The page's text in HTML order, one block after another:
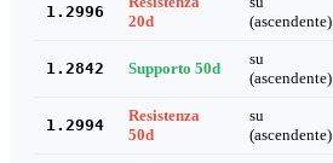
1.2996
20d
(ascendente)
1.2842 Supporto 50d
su
(ascendente)
1.2994
Resistenza
50d
su
(ascendente)